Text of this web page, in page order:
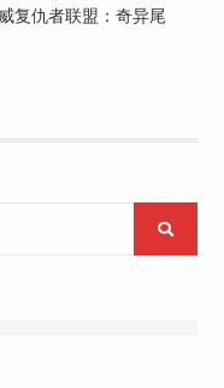
复仇者联盟：奇异尾